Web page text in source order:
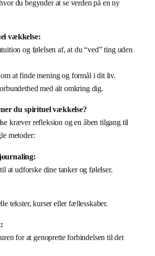
du begynder at se verden på en ny
vækkelse:
og følelsen af, at du “ved” ting uden
at finde mening og formål i dit liv.
med alt omkring dig.
du spirituel vækkelse?
kræver refleksion og en åben tilgang til
metoder:
at udforske dine tanker og følelser.
tekster, kurser eller fællesskaber.
for at genoprette forbindelsen til det